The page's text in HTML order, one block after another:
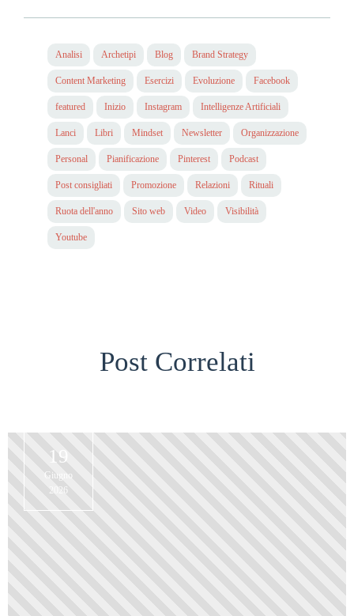
Analisi Archetipi Blog Brand Strategy
Content Marketing Esercizi Evoluzione Facebook
featured Inizio Instagram Intelligenze Artificiali
Lanci Libri Mindset Newsletter Organizzazione
Personal Pianificazione Pinterest Podcast
Post consigliati Promozione Relazioni Rituali
Ruota dell'anno Sito web Video Visibilità
Youtube
Post Correlati
19
Giugno
2026